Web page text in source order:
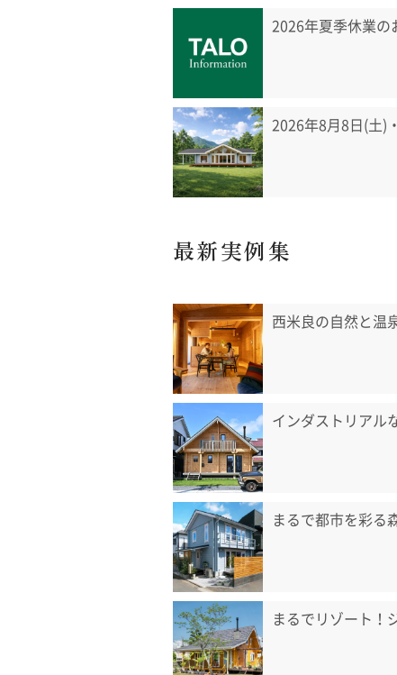
2026年夏季休業の
2026年8月8日(土)
最新実例集
西米良の自然と温
インダストリアル
まるで都市を彩る
まるでリゾート！